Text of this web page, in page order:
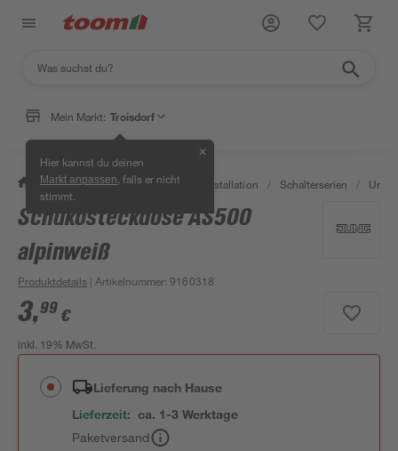
Mein Markt: Troisdorf
Hier kannst du deinen
Markt anpassen , falls er nicht
stimmt.
✕
/ Bauen & Renovieren / Elektroinstallation / Schalterserien /
Schukosteckdose AS500
alpinweiß
Produktdetails | Artikelnummer:9160318
3,99 €
inkl. 19% MwSt.
Lieferung nach Hause
Lieferzeit: ca. 1-3 Werktage
Paketversand